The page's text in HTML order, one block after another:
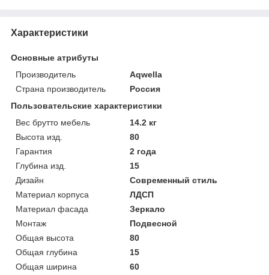
Характеристики
Основные атрибуты
Производитель
Aqwella
Страна производитель
Россия
Пользовательские характеристики
Вес брутто мебель
14.2 кг
Высота изд.
80
Гарантия
2 года
Глубина изд.
15
Дизайн
Современный стиль
Материал корпуса
ЛДСП
Материал фасада
Зеркало
Монтаж
Подвесной
Общая высота
80
Общая глубина
15
Общая ширина
60